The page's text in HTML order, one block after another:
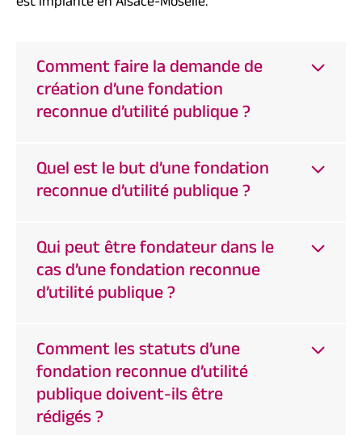
Comment faire la demande de
création d’une fondation
reconnue d’utilité publique ?
Quel est le but d’une fondation
reconnue d’utilité publique ?
Qui peut être fondateur dans le
cas d’une fondation reconnue
d’utilité publique ?
Comment les statuts d’une
fondation reconnue d’utilité
publique doivent-ils être
rédigés ?